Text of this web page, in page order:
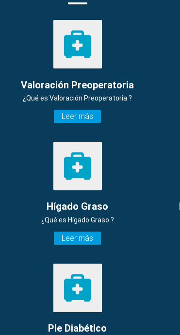
Valoración Preoperatoria
¿Qué es Valoración Preoperatoria ?
Leer más
Hígado Graso
¿Qué es Hígado Graso ?
Leer más
Pie Diabético